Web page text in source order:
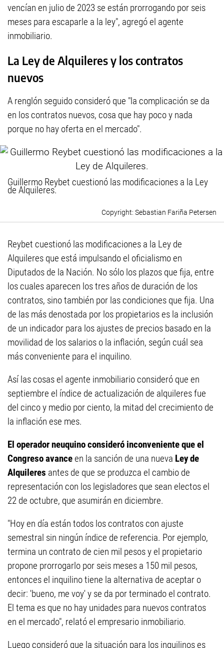
vencían en julio de 2023 se están prorrogando por seis
meses para escaparle a la ley", agregó el agente
inmobiliario.
La Ley de Alquileres y los contratos
nuevos
A renglón seguido consideró que "la complicación se da
en los contratos nuevos, cosa que hay poco y nada
porque no hay oferta en el mercado".
Guillermo Reybet cuestionó las modificaciones a la Ley
de Alquileres.
Sebastian Fariña Petersen
Reybet cuestionó las modificaciones a la Ley de
Alquileres que está impulsando el oficialismo en
Diputados de la Nación. No sólo los plazos que fija, entre
los cuales aparecen los tres años de duración de los
contratos, sino también por las condiciones que fija. Una
de las más denostada por los propietarios es la inclusión
de un indicador para los ajustes de precios basado en la
movilidad de los salarios o la inflación, según cuál sea
más conveniente para el inquilino.
Así las cosas el agente inmobiliario consideró que en
septiembre el índice de actualización de alquileres fue
del cinco y medio por ciento, la mitad del crecimiento de
la inflación ese mes.
El operador neuquino consideró inconveniente que el
Congreso avanceen la sanción de una nueva Ley de
Alquileres antes de que se produzca el cambio de
representación con los legisladores que sean electos el
22 de octubre, que asumirán en diciembre.
"Hoy en día están todos los contratos con ajuste
semestral sin ningún índice de referencia. Por ejemplo,
termina un contrato de cien mil pesos y el propietario
propone prorrogarlo por seis meses a 150 mil pesos,
entonces el inquilino tiene la alternativa de aceptar o
decir: 'bueno, me voy' y se da por terminado el contrato.
El tema es que no hay unidades para nuevos contratos
en el mercado", relató el empresario inmobiliario.
Luego consideró que la situación para los inquilinos es